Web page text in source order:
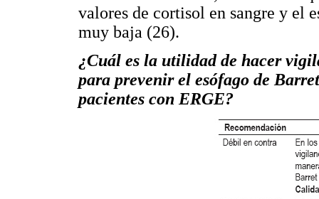
valores de cortisol en sangre y el
muy baja (26).
¿Cuál es la utilidad de hacer
para prevenir el esófago de
pacientes con ERGE?